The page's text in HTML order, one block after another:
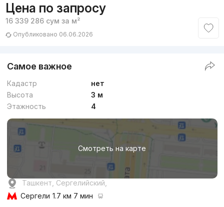
Цена по запросу
16 339 286 сум за м²
Опубликовано 06.06.2026
Самое важное
Кадастр
нет
Высота
3 м
Этажность
4
Смотреть на карте
Ташкент, Сергелийский,
Сергели 1.7 км 7 мин